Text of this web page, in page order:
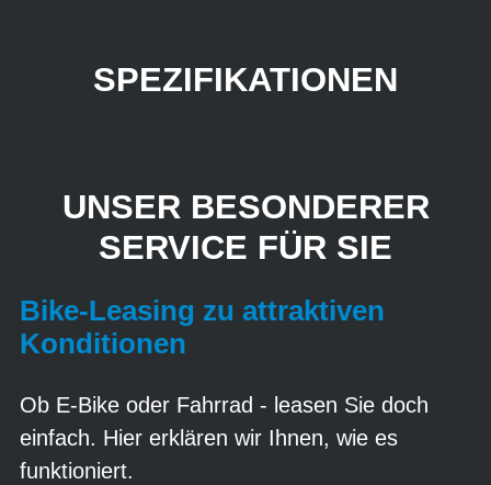
SPEZIFIKATIONEN
UNSER BESONDERER
SERVICE FÜR SIE
Bike-Leasing zu attraktiven
Konditionen
Ob E-Bike oder Fahrrad - leasen Sie doch
einfach. Hier erklären wir Ihnen, wie es
funktioniert.